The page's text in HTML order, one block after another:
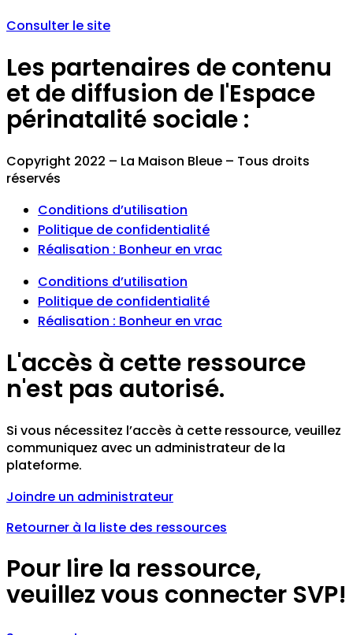
Consulter le site
Les partenaires de contenu
et de diffusion de l'Espace
périnatalité sociale :
Copyright 2022 – La Maison Bleue – Tous droits
réservés
Conditions d’utilisation
Politique de confidentialité
Réalisation : Bonheur en vrac
Conditions d’utilisation
Politique de confidentialité
Réalisation : Bonheur en vrac
L'accès à cette ressource
n'est pas autorisé.
Si vous nécessitez l’accès à cette ressource, veuillez
communiquez avec un administrateur de la
plateforme.
Joindre un administrateur
Retourner à la liste des ressources
Pour lire la ressource,
veuillez vous connecter SVP!